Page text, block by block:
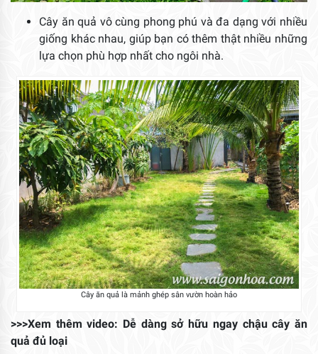
Cây ăn quả vô cùng phong phú và đa dạng với nhiều
giống khác nhau, giúp bạn có thêm thật nhiều những
lựa chọn phù hợp nhất cho ngôi nhà.
Cây ăn quả là mảnh ghép sân vườn hoàn hảo
>>>Xem thêm video: Dễ dàng sở hữu ngay chậu cây ăn
quả đủ loại